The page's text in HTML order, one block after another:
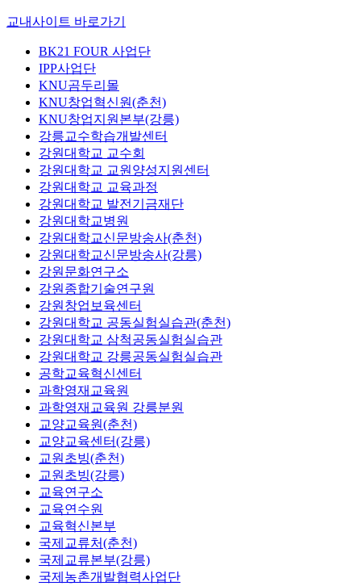
교내사이트 바로가기
BK21 FOUR 사업단
IPP사업단
KNU곰두리몰
KNU창업혁신원(춘천)
KNU창업지원본부(강릉)
강릉교수학습개발센터
강원대학교 교수회
강원대학교 교원양성지원센터
강원대학교 교육과정
강원대학교 발전기금재단
강원대학교병원
강원대학교신문방송사(춘천)
강원대학교신문방송사(강릉)
강원문화연구소
강원종합기술연구원
강원창업보육센터
강원대학교 공동실험실습관(춘천)
강원대학교 삼척공동실험실습관
강원대학교 강릉공동실험실습관
공학교육혁신센터
과학영재교육원
과학영재교육원 강릉분원
교양교육원(춘천)
교양교육센터(강릉)
교원초빙(춘천)
교원초빙(강릉)
교육연구소
교육연수원
교육혁신본부
국제교류처(춘천)
국제교류본부(강릉)
국제농촌개발협력사업단